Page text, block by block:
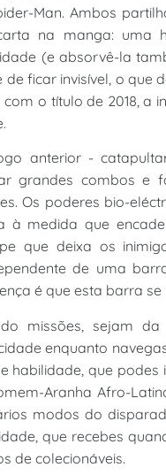
Man. Ambos
na manga: uma
(e absorvê-la
ficar invisível, o
o título de 2018, a
anterior -
grandes combos e
Os poderes bio-
à medida que
que deixa os
de uma
é que esta barra
missões, sejam
enquanto
habilidade, que
Aranha Afro-
modos do
que recebes
de colecionáveis.